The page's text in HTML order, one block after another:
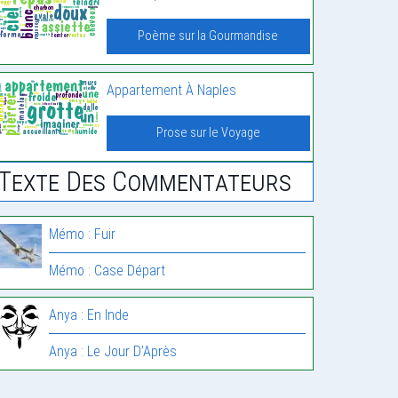
Poème sur la Gourmandise
Appartement À Naples
Prose sur le Voyage
Des Commentateurs
Mémo : Fuir
Mémo : Case Départ
Anya : En Inde
Anya : Le Jour D’Après